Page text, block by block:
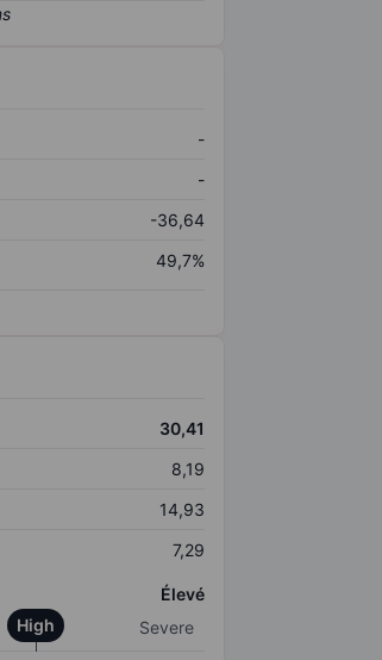
-
-
-36,64
49,7%
30,41
8,19
14,93
7,29
Élevé
High Severe